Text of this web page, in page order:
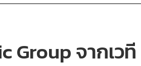
Group จากเว